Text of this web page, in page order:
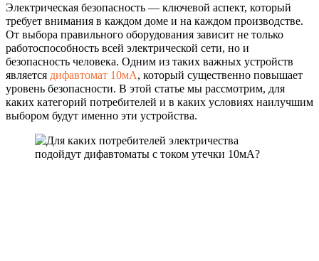
Электрическая безопасность — ключевой аспект, который
требует внимания в каждом доме и на каждом производстве.
От выбора правильного оборудования зависит не только
работоспособность всей электрической сети, но и
безопасность человека. Одним из таких важных устройств
является дифавтомат 10мА, который существенно повышает
уровень безопасности. В этой статье мы рассмотрим, для
каких категорий потребителей и в каких условиях наилучшим
выбором будут именно эти устройства.